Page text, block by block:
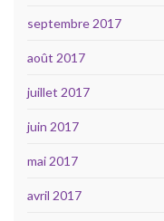
septembre 2017
août 2017
juillet 2017
juin 2017
mai 2017
avril 2017